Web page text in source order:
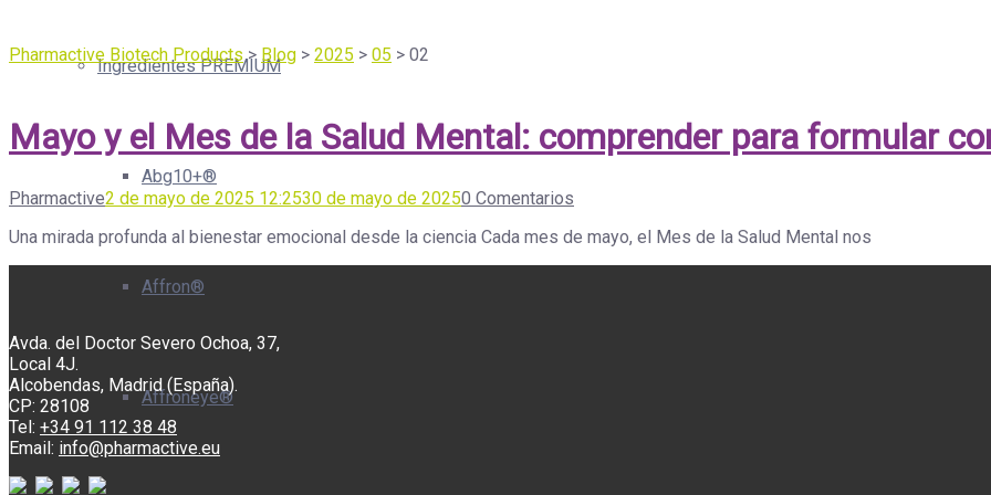
Ingredientes PREMIUM
Abg10+®
Affron®
Affroneye®
Pharmactive Biotech Products> Blog > 2025 > 05 > 02
Mayo y el Mes de la Salud Mental: comprender para formular
Pharmactive2 de mayo de 2025 12:2530 de mayo de 20250 Comentarios
Una mirada profunda al bienestar emocional desde la ciencia Cada mes de mayo, el Mes de la Salud Mental nos
Avda. del Doctor Severo Ochoa, 37,
Local 4J.
Alcobendas, Madrid (España).
CP: 28108
Tel: +34 91 112 38 48
Email: info@pharmactive.eu